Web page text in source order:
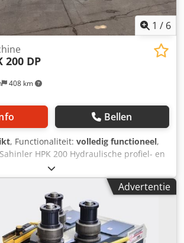
1 / 6
408 km
200 DP
Bellen
, Functionaliteit: volledig functioneel,
HPK 200 Hydraulische profiel- en
As- en spil-diameter: 200 mm
rol-diameter: 900 mm Werksnelheid: 2-5
30 kW Buigcapaciteit x15x4 273x5.6 /
grootste rol 9"x6,3 / 4000 mm
rol 650 mm Diameter bovenrol 650 mm
- 3 200x200x18 / 5000 Asdiameter 200
voorbuiging min.120x120 / 3000 mm
Advertentie